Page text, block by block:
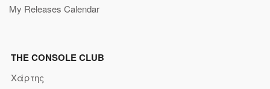
My Releases Calendar
THE CONSOLE CLUB
Χάρτης